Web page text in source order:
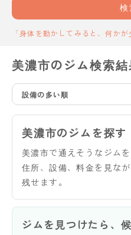
検
「身体を動かしてみると、何かが
美濃市のジム検索結
設備の多い順
美濃市のジムを探す
美濃市で通えそうなジム
住所、設備、料金を見な
残せます。
ジムを見つけたら、